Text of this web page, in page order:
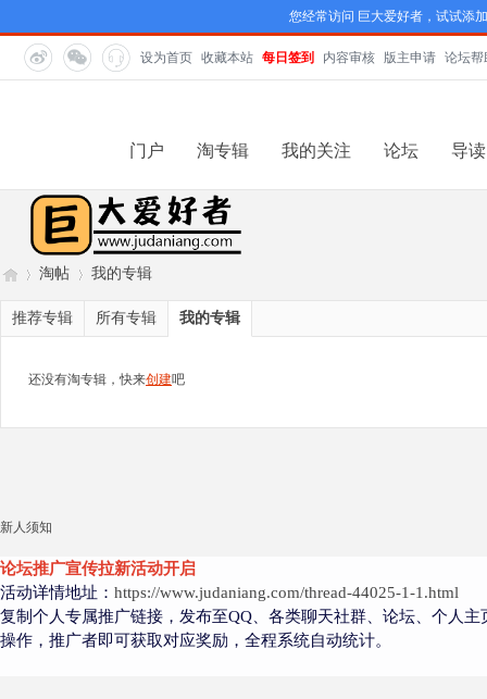
您经常访问 巨大爱好者，试试添
设为首页 收藏本站 每日签到 内容审核 版主申请 论坛帮
门户 淘专辑 我的关注 论坛 导读
大
淘帖 我的专辑
推荐专辑 所有专辑 我的专辑
还没有淘专辑，快来创建吧
新人须知
论坛推广宣传拉新活动开启
活动详情地址： https://www.judaniang.com/thread-44025-1-1.html
复制个人专属推广链接，发布至QQ、各类聊天社群、论坛、个人
操作，推广者即可获取对应奖励，全程系统自动统计。